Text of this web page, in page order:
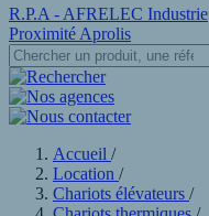
R.P.A - AFRELEC Industrie
Proximité Aprolis
Accueil /
Location /
Chariots élévateurs /